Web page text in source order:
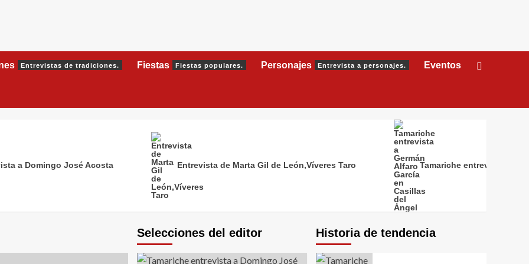
Entrevistas de tradiciones. Fiestas Fiestas populares. Personajes Entrevista a personajes. Eventos
a Domingo José Acosta Entrevista de Marta Gil de León,Víveres Taro Tamariche entrevista a
Selecciones del editor Historia de tendencia